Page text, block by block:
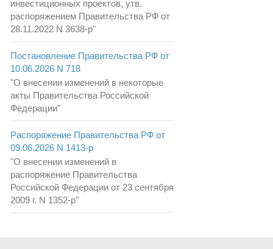
инвестиционных проектов, утв.
распоряжением Правительства РФ от
28.11.2022 N 3638-р"
Постановление Правительства РФ от
10.06.2026 N 718
"О внесении изменений в некоторые
акты Правительства Российской
Федерации"
Распоряжение Правительства РФ от
09.06.2026 N 1413-р
"О внесении изменений в
распоряжение Правительства
Российской Федерации от 23 сентября
2009 г. N 1352-р"